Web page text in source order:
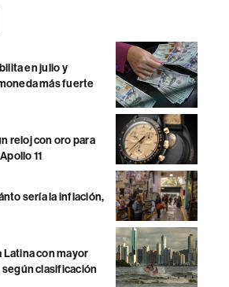
en julio y
más fuerte
reloj con oro para
11
sería la inflación,
Latina con mayor
según clasificación